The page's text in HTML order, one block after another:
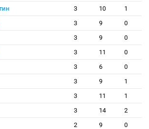
3 10
1
3 9
0
3 9
0
3 11
0
3 6
0
3 9
1
3 11
1
3 14
2
2 9
0